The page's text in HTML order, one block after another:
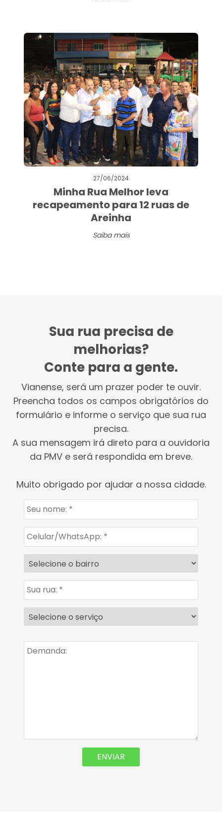
27/06/2024
Minha Rua Melhor leva
recapeamento para 12 ruas de
Areinha
Saiba mais
Sua rua precisa de
melhorias?
Conte para a gente.
Vianense, será um prazer poder te ouvir.
Preencha todos os campos obrigatórios do
formulário e informe o serviço que sua rua
precisa.
A sua mensagem irá direto para a ouvidoria
da PMV e será respondida em breve.
Muito obrigado por ajudar a nossa cidade.